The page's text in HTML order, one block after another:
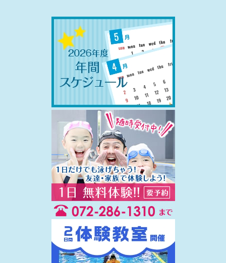
方へ
2026.04.14
6月1ヶ月体験教室開催のお知らせ
2026.02.18
春の短期教室開催のお知らせ
2025.12.18
2月1ヶ月体験教室開催のお知らせ
2024.10.19
2日間体験始めました！